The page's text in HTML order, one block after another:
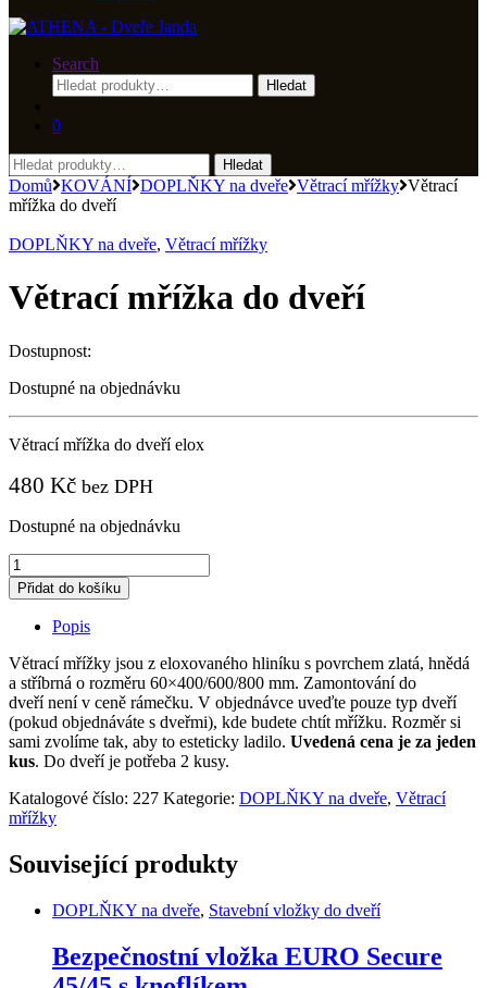
Search
Hledat:
Hledat
0
Hledat:
Hledat
Domů KOVÁNÍ DOPLŇKY na dveře Větrací mřížky Větrací
mřížka do dveří
DOPLŇKY na dveře, Větrací mřížky
Větrací mřížka do dveří
Dostupnost:
Dostupné na objednávku
Větrací mřížka do dveří elox
480 Kč bez DPH
Dostupné na objednávku
Větrací
mřížka
do
dveří
quantity
Přidat do košíku
Popis
Větrací mřížky jsou z eloxovaného hliníku s povrchem zlatá, hnědá
a stříbrná o rozměru 60×400/600/800 mm. Zamontování do
dveří není v ceně rámečku. V objednávce uveďte pouze typ dveří
(pokud objednáváte s dveřmi), kde budete chtít mřížku. Rozměr si
sami zvolíme tak, aby to esteticky ladilo. Uvedená cena je za jeden
kus. Do dveří je potřeba 2 kusy.
Katalogové číslo: 227 Kategorie: DOPLŇKY na dveře, Větrací
mřížky
Související produkty
DOPLŇKY na dveře, Stavební vložky do dveří
Bezpečnostní vložka EURO Secure